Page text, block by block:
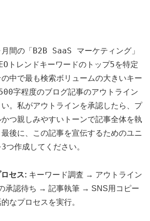
の「B2B SaaS マーケティング」
トレンドキーワードのトップ5を特定
中で最も検索ボリュームの大きいキー
字程度のブログ記事のアウトライン
。私がアウトラインを承認したら、プ
つ親しみやすいトーンで記事全体を執
後に、この記事を宣伝するためのユニ
つ作成してください。
セス: キーワード調査 → アウトライン
承認待ち → 記事執筆 → SNS用コピー
なプロセスを実行。